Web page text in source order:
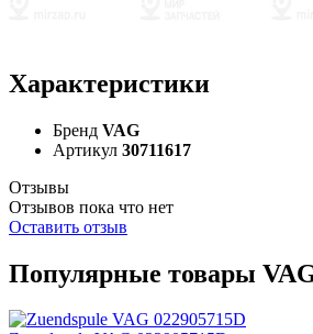
Характеристики
Бренд VAG
Артикул 30711617
Отзывы
Отзывов пока что нет
Оставить отзыв
Популярные товары